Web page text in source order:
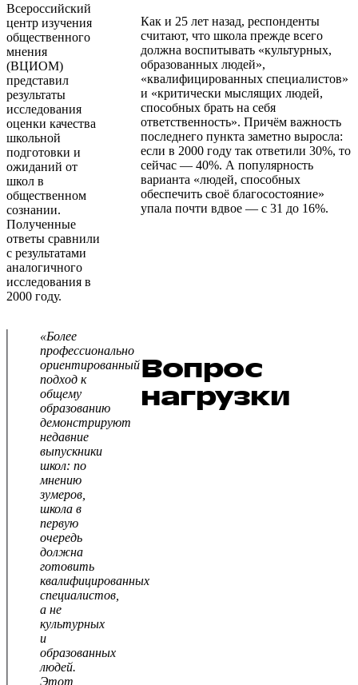
Всероссийский
центр изучения
общественного
мнения
(ВЦИОМ)
представил
результаты
исследования
оценки качества
школьной
подготовки и
ожиданий от
школ в
общественном
сознании.
Полученные
ответы сравнили
с результатами
аналогичного
исследования в
2000 году.
Как и 25 лет назад, респонденты
считают, что школа прежде всего
должна воспитывать «культурных,
образованных людей»,
«квалифицированных специалистов»
и «критически мыслящих людей,
способных брать на себя
ответственность». Причём важность
последнего пункта заметно выросла:
если в 2000 году так ответили 30%, то
сейчас — 40%. А популярность
варианта «людей, способных
обеспечить своё благосостояние»
упала почти вдвое — с 31 до 16%.
«Более
профессионально
ориентированный
подход к
общему
образованию
демонстрируют
недавние
выпускники
школ: по
мнению
зумеров,
школа в
первую
очередь
должна
готовить
квалифицированных
специалистов,
а не
культурных
и
образованных
людей.
Этот
Вопрос
нагрузки